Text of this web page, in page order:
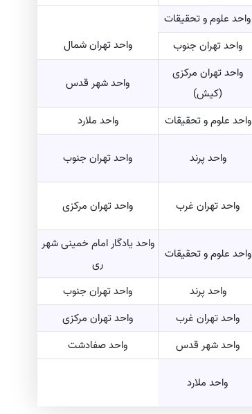
واحد علوم و تحقیقات
واحد تهران جنوب واحد تهران شمال
واحد تهران مرکزی
(کیش)
واحد شهر قدس
واحد علوم و تحقیقات
واحد ملارد
واحد پرند واحد تهران جنوب
واحد تهران غرب واحد تهران مرکزی
واحد علوم و تحقیقات
واحد یادگار امام خمینی شهر
ری
واحد پرند
واحد تهران جنوب
واحد تهران غرب
واحد تهران مرکزی
واحد شهر قدس واحد صفادشت
واحد ملارد